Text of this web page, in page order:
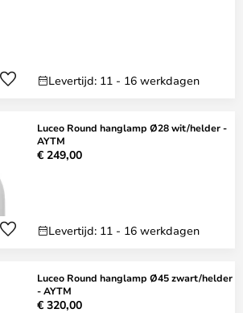
Levertijd: 11 - 16 werkdagen
Luceo Round hanglamp Ø28 wit/helder -
AYTM
€ 249,00
Levertijd: 11 - 16 werkdagen
Luceo Round hanglamp Ø45 zwart/helder
- AYTM
€ 320,00